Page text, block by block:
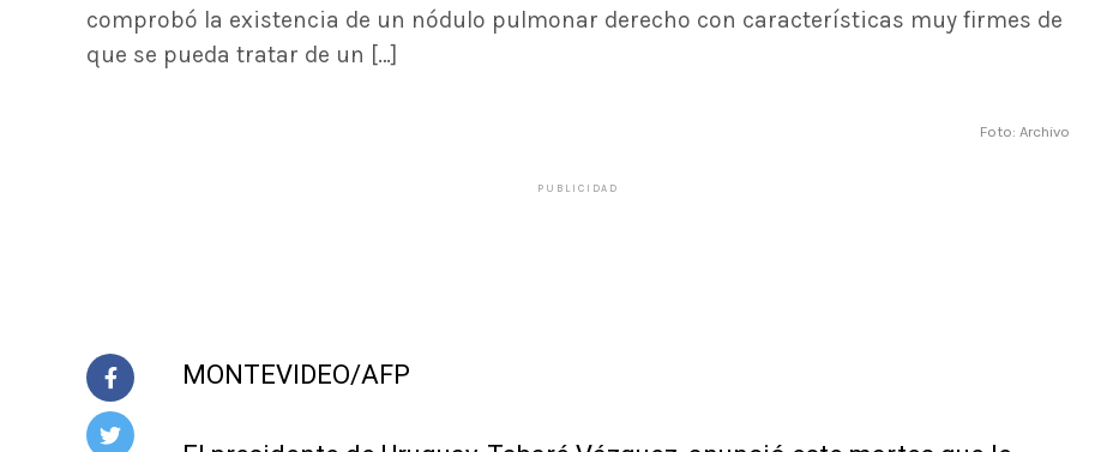
comprobó la existencia de un nódulo pulmonar derecho con características muy firmes de
que se pueda tratar de un […]
Foto: Archivo
PUBLICIDAD
MONTEVIDEO/AFP